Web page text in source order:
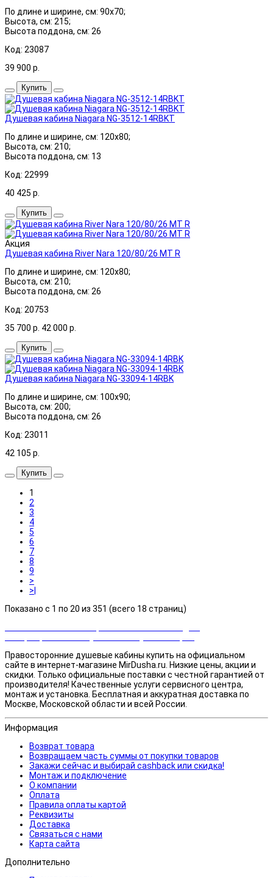
По длине и ширине, см: 90x70;
Высота, см: 215;
Высота поддона, см: 26
Код: 23087
39 900 р.
Купить
Душевая кабина Niagara NG-3512-14RBKT
По длине и ширине, см: 120x80;
Высота, см: 210;
Высота поддона, см: 13
Код: 22999
40 425 р.
Купить
Акция
Душевая кабина River Nara 120/80/26 МТ R
По длине и ширине, см: 120x80;
Высота, см: 210;
Высота поддона, см: 26
Код: 20753
35 700 р. 42 000 р.
Купить
Душевая кабина Niagara NG-33094-14RBK
По длине и ширине, см: 100x90;
Высота, см: 200;
Высота поддона, см: 26
Код: 23011
42 105 р.
Купить
1
2
3
4
5
6
7
8
9
>
>|
Показано с 1 по 20 из 351 (всего 18 страниц)
Правосторонние душевые кабины купить на официальном
сайте в интернет-магазине MirDusha.ru. Низкие цены, акции и
скидки. Только официальные поставки c честной гарантией от
производителя! Качественные услуги сервисного центра,
монтаж и установка. Бесплатная и аккуратная доставка по
Москве, Московской области и всей России.
Информация
Возврат товара
Возвращаем часть суммы от покупки товаров
Закажи сейчас и выбирай cashback или скидка!
Монтаж и подключение
О компании
Оплата
Правила оплаты картой
Реквизиты
Доставка
Связаться с нами
Карта сайта
Дополнительно